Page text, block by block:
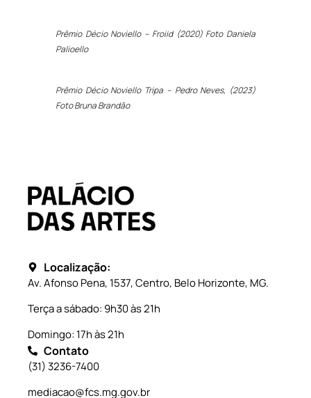
Prêmio Décio Noviello – Froiid (2020) Foto Daniela
Palioello
Prêmio Décio Noviello Tripa – Pedro Neves, (2023)
Foto Bruna Brandão
Localização:
Av. Afonso Pena, 1537, Centro, Belo Horizonte, MG.
Terça a sábado: 9h30 às 21h
Domingo: 17h às 21h
Contato
(31) 3236-7400
mediacao@fcs.mg.gov.br